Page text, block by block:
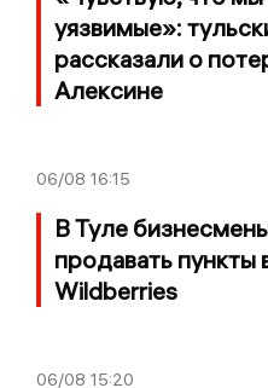
уязвимые»:
рассказали о
Алексине
06/08 16:15
В Туле
продавать пункты
Wildberries
06/08 15:20